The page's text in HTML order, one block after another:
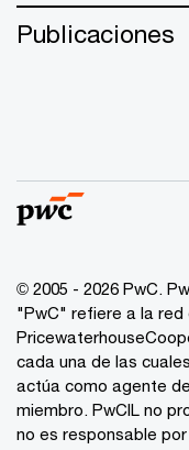
Publicaciones
© 2005 - 2026 PwC.
"PwC" refiere a la
cada una de las
actúa como agente
miembro. PwCIL no
no es responsable